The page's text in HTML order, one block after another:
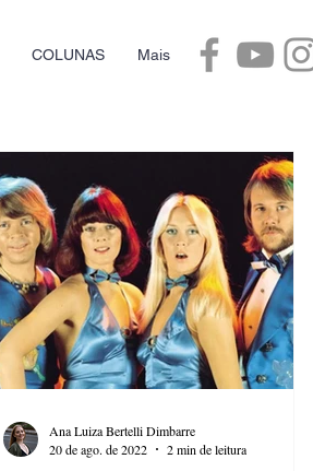
COLUNAS Mais
Ana Luiza Bertelli Dimbarre
20 de ago. de 2022
2 min de leitura